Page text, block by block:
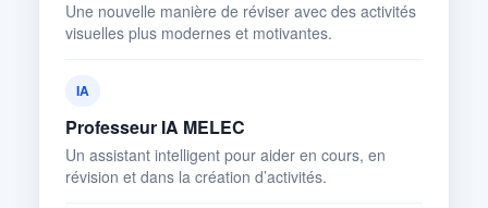
Une nouvelle manière de réviser avec des activités
visuelles plus modernes et motivantes.
IA
Professeur IA MELEC
Un assistant intelligent pour aider en cours, en
révision et dans la création d’activités.